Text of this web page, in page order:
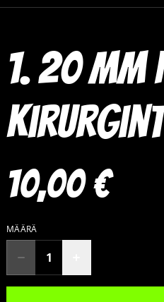
1. 20 mm
10,00 €
MÄÄRÄ